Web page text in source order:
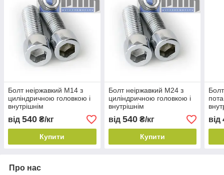
Болт неіржавкий М14 з
циліндричною головкою і
внутрішнім
шестигранником
від 540 ₴/кг
Купити
Болт неіржавкий М24 з
циліндричною головкою і
внутрішнім
шестигранником
від 540₴/кг
Купити
від
Про нас